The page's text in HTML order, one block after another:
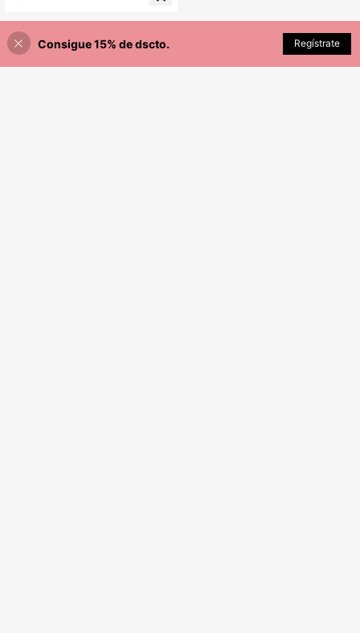
¡3% DE DESCUENTO! AÑADIR A LA BOLSA
Consigue 15% de dscto. Regístrate